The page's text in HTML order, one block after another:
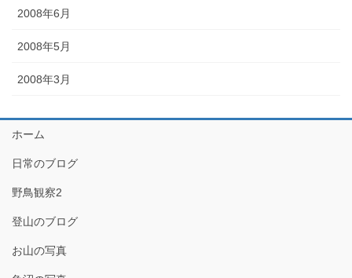
2008年6月
2008年5月
2008年3月
ホーム
日常のブログ
野鳥観察2
登山のブログ
お山の写真